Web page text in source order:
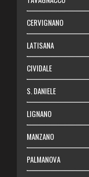
Abbonati
Login
CERVIGNANO
LATISANA
CIVIDALE
S. DANIELE
LIGNANO
MANZANO
PALMANOVA